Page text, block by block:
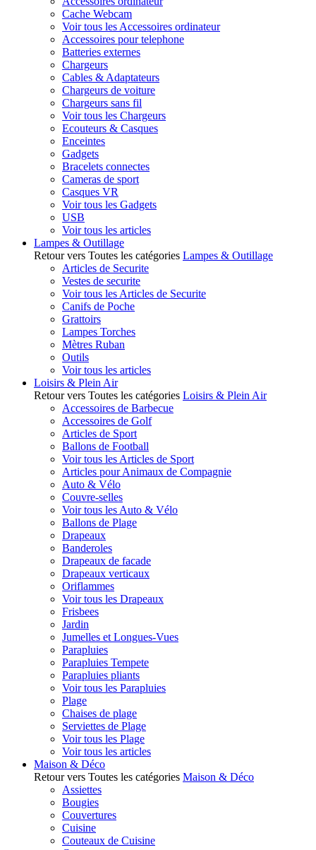
Cache Webcam
Voir tous les Accessoires ordinateur
Accessoires pour telephone
Batteries externes
Chargeurs
Cables & Adaptateurs
Chargeurs de voiture
Chargeurs sans fil
Voir tous les Chargeurs
Ecouteurs & Casques
Enceintes
Gadgets
Bracelets connectes
Cameras de sport
Casques VR
Voir tous les Gadgets
USB
Voir tous les articles
Lampes & Outillage
Retour vers Toutes les catégories Lampes & Outillage
Articles de Securite
Vestes de securite
Voir tous les Articles de Securite
Canifs de Poche
Grattoirs
Lampes Torches
Mètres Ruban
Outils
Voir tous les articles
Loisirs & Plein Air
Retour vers Toutes les catégories Loisirs & Plein Air
Accessoires de Barbecue
Accessoires de Golf
Articles de Sport
Ballons de Football
Voir tous les Articles de Sport
Articles pour Animaux de Compagnie
Auto & Vélo
Couvre-selles
Voir tous les Auto & Vélo
Ballons de Plage
Drapeaux
Banderoles
Drapeaux de facade
Drapeaux verticaux
Oriflammes
Voir tous les Drapeaux
Frisbees
Jardin
Jumelles et Longues-Vues
Parapluies
Parapluies Tempete
Parapluies pliants
Voir tous les Parapluies
Plage
Chaises de plage
Serviettes de Plage
Voir tous les Plage
Voir tous les articles
Maison & Déco
Retour vers Toutes les catégories Maison & Déco
Assiettes
Bougies
Couvertures
Cuisine
Couteaux de Cuisine